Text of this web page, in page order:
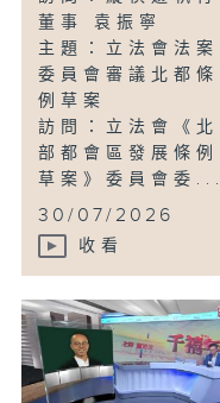
董事 袁振寧
主題：立法會法案
委員會審議北都條
例草案
訪問：立法會《北
部都會區發展條例
草案》委員會委...
30/07/2026
收看